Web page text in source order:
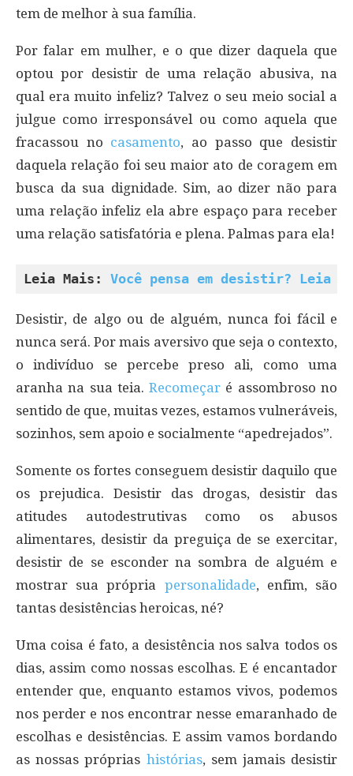
tem de melhor à sua família.
Por falar em mulher, e o que dizer daquela que
optou por desistir de uma relação abusiva, na
qual era muito infeliz? Talvez o seu meio social a
julgue como irresponsável ou como aquela que
fracassou no casamento, ao passo que desistir
daquela relação foi seu maior ato de coragem em
busca da sua dignidade. Sim, ao dizer não para
uma relação infeliz ela abre espaço para receber
uma relação satisfatória e plena. Palmas para ela!
Leia Mais: Você pensa em desistir? Leia
Desistir, de algo ou de alguém, nunca foi fácil e
nunca será. Por mais aversivo que seja o contexto,
o indivíduo se percebe preso ali, como uma
aranha na sua teia.Recomeçar é assombroso no
sentido de que, muitas vezes, estamos vulneráveis,
sozinhos, sem apoio e socialmente “apedrejados”.
Somente os fortes conseguem desistir daquilo que
os prejudica. Desistir das drogas, desistir das
atitudes autodestrutivas como os abusos
alimentares, desistir da preguiça de se exercitar,
desistir de se esconder na sombra de alguém e
mostrar sua própria personalidade, enfim, são
tantas desistências heroicas, né?
Uma coisa é fato, a desistência nos salva todos os
dias, assim como nossas escolhas. E é encantador
entender que, enquanto estamos vivos, podemos
nos perder e nos encontrar nesse emaranhado de
escolhas e desistências. E assim vamos bordando
as nossas próprias histórias, sem jamais desistir